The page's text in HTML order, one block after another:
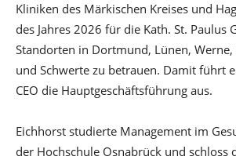
Kliniken des Märkischen Kreises und
des Jahres 2026 für die Kath. St. Paulus
Standorten in Dortmund, Lünen, Werne,
und Schwerte zu betrauen. Damit führt
CEO die Hauptgeschäftsführung aus.
Eichhorst studierte Management im
der Hochschule Osnabrück und schloss